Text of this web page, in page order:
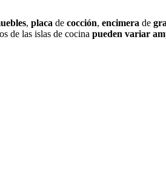
, placa de cocción, encimera de
de las islas de cocina pueden variar